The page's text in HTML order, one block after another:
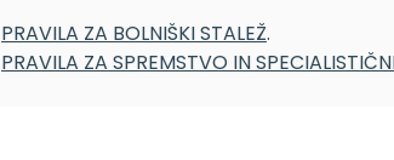
PRAVILA ZA BOLNIŠKI STALEŽ.
PRAVILA ZA SPREMSTVO IN